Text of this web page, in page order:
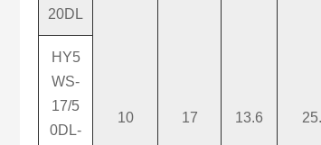
20DL
10 17 13.6
HY5
WS-
17/5
0DL-